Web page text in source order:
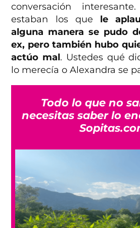
conversación
estaban los que le
alguna manera se pudo
ex, pero también hubo
actúo mal. Ustedes qué
lo merecía o Alexandra se
Todo lo que no
necesitas saber lo